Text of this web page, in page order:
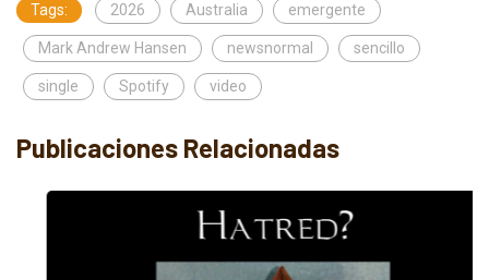
Tags: 2026 Australia emergente
Mark Andrew Hansen newsnormal sencillo
single Spotify video
Publicaciones Relacionadas